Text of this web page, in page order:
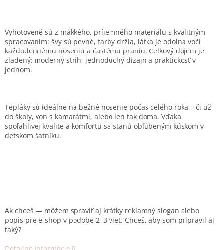
Vyhotovené sú z mäkkého, príjemného materiálu s kvalitným
spracovaním: švy sú pevné, farby držia, látka je odolná voči
každodennému noseniu a častému praniu. Celkový dojem je
zladený: moderný strih, jednoduchý dizajn a praktickosť v
jednom.
Tepláky sú ideálne na bežné nosenie počas celého roka – či už
do školy, von s kamarátmi, alebo len tak doma. Vďaka
spoľahlivej kvalite a komfortu sa stanú obľúbeným kúskom v
detskom šatníku.
Ak chceš — môžem spraviť aj krátky reklamný slogan alebo
popis pre e-shop v podobe 2–3 viet. Chceš, aby som pripravil aj
taký?